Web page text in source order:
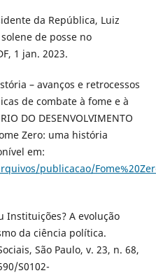
da República, Luiz
de posse no
1 jan. 2023.
– avanços e retrocessos
de combate à fome e à
DO DESENVOLVIMENTO
Zero: uma história
em:
publicacao/
Instituições? A evolução
da ciência política.
São Paulo, v. 23, n. 68,
S0102-